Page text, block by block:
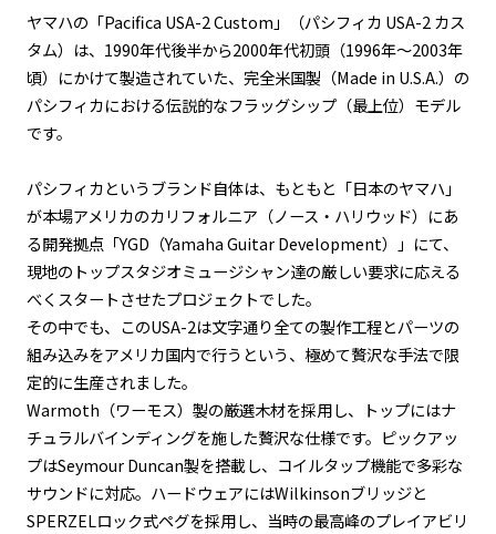
ヤマハの「Pacifica USA-2 Custom」（パシフィカ USA-2 カス
タム）は、1990年代後半から2000年代初頭（1996年〜2003年
頃）にかけて製造されていた、完全米国製（Made in U.S.A.）の
パシフィカにおける伝説的なフラッグシップ（最上位）モデル
です。
パシフィカというブランド自体は、もともと「日本のヤマハ」
が本場アメリカのカリフォルニア（ノース・ハリウッド）にあ
る開発拠点「YGD（Yamaha Guitar Development）」にて、
現地のトップスタジオミュージシャン達の厳しい要求に応える
べくスタートさせたプロジェクトでした。
その中でも、このUSA-2は文字通り全ての製作工程とパーツの
組み込みをアメリカ国内で行うという、極めて贅沢な手法で限
定的に生産されました。
Warmoth（ワーモス）製の厳選木材を採用し、トップにはナ
チュラルバインディングを施した贅沢な仕様です。ピックアッ
プはSeymour Duncan製を搭載し、コイルタップ機能で多彩な
サウンドに対応。ハードウェアにはWilkinsonブリッジと
SPERZELロック式ペグを採用し、当時の最高峰のプレイアビリ